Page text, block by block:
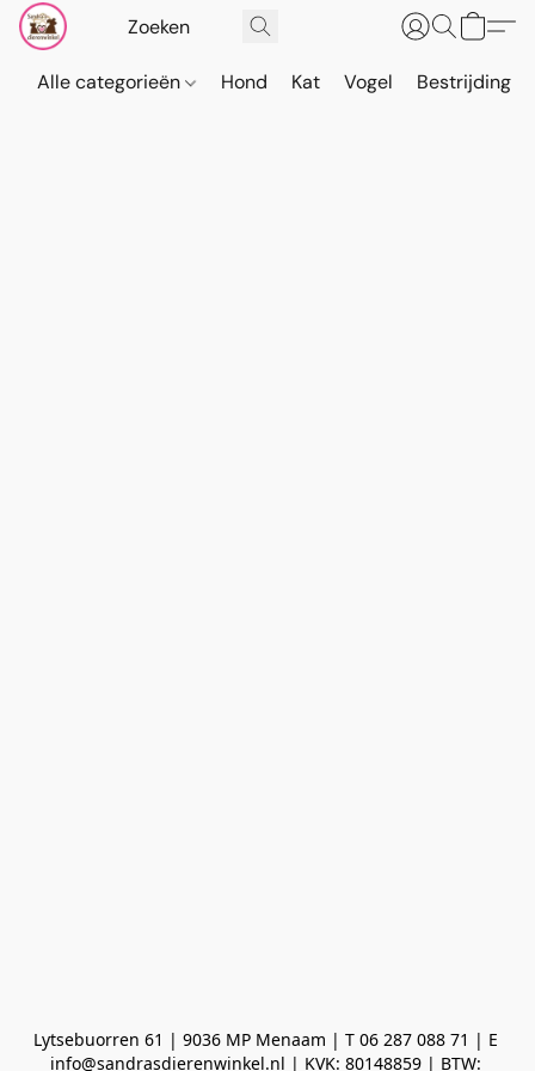
Alle categorieën Hond Kat Vogel Bestrijding
Lytsebuorren 61 | 9036 MP Menaam | T 06 287 088 71 | E
info@sandrasdierenwinkel.nl | KVK: 80148859 | BTW: